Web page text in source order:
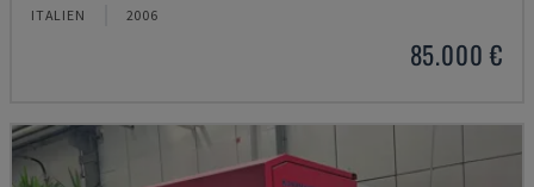
ITALIEN 2006
85.000 €